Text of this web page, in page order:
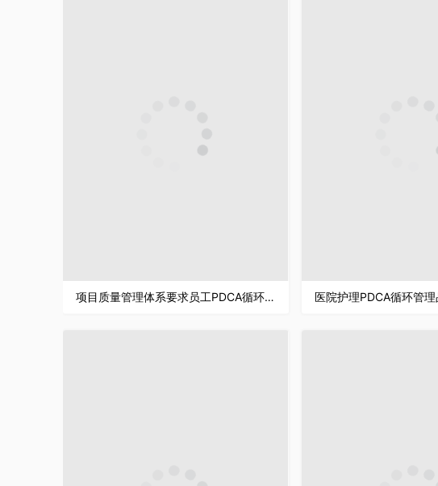
项目质量管理体系要求员工PDCA循环工作方法培训心得PPT模板